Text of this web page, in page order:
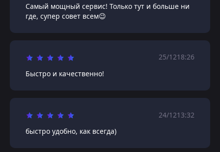
Самый мощный сервис! Только тут и больше ни
где, супер совет всем😉
25/1218:26
Быстро и качественно!
24/1213:32
быстро удобно, как всегда)